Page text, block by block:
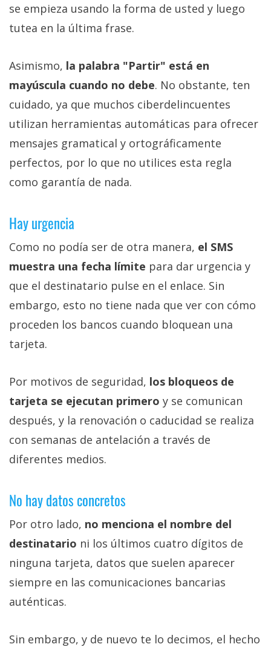
se empieza usando la forma de usted y luego
tutea en la última frase.
Asimismo, la palabra "Partir" está en
mayúscula cuando no debe. No obstante, ten
cuidado, ya que muchos ciberdelincuentes
utilizan herramientas automáticas para ofrecer
mensajes gramatical y ortográficamente
perfectos, por lo que no utilices esta regla
como garantía de nada.
Hay urgencia
Como no podía ser de otra manera, el SMS
muestra una fecha límite para dar urgencia y
que el destinatario pulse en el enlace. Sin
embargo, esto no tiene nada que ver con cómo
proceden los bancos cuando bloquean una
tarjeta.
Por motivos de seguridad, los bloqueos de
tarjeta se ejecutan primero y se comunican
después, y la renovación o caducidad se realiza
con semanas de antelación a través de
diferentes medios.
No hay datos concretos
Por otro lado, no menciona el nombre del
destinatario ni los últimos cuatro dígitos de
ninguna tarjeta, datos que suelen aparecer
siempre en las comunicaciones bancarias
auténticas.
Sin embargo, y de nuevo te lo decimos, el hecho